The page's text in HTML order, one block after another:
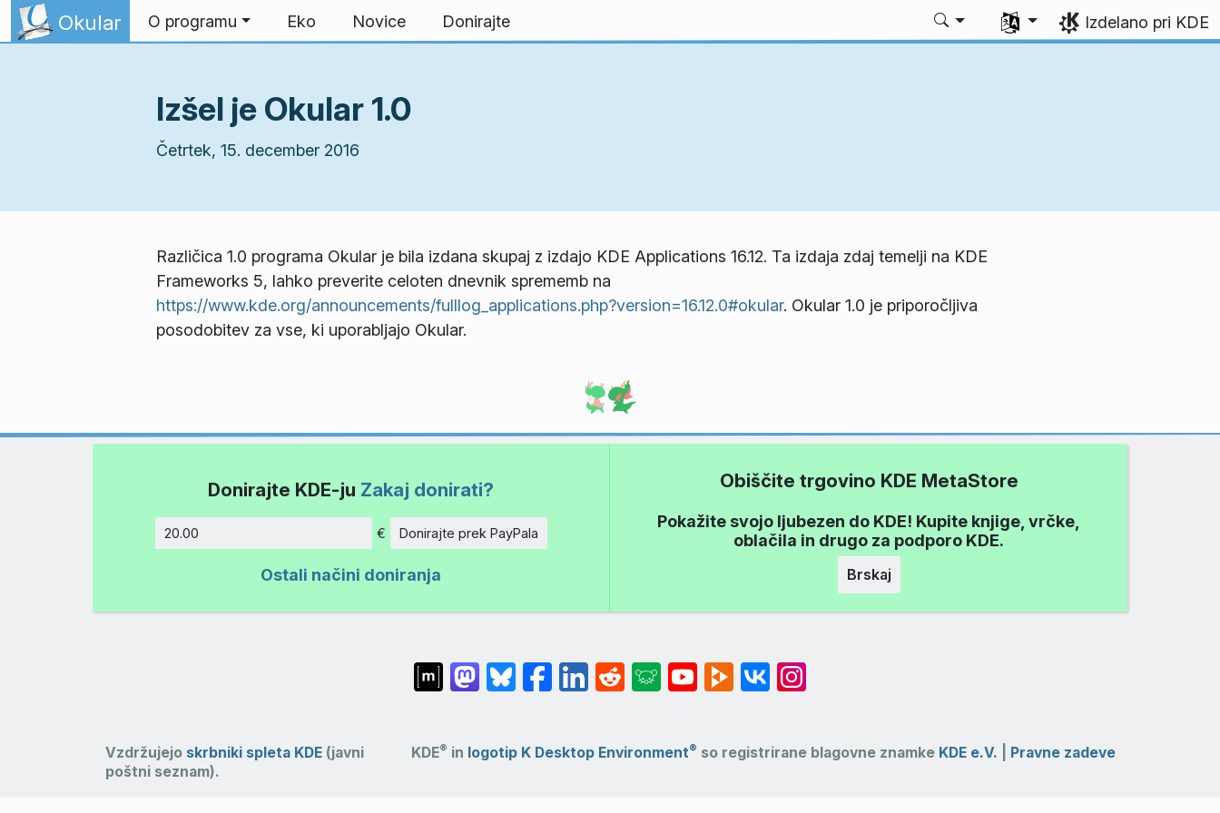
Preskoči na vsebino
Okular O programu Eko Novice Donirajte
Izberite svoj jezik
Izdelano pri KDE
Izšel je Okular 1.0
Četrtek, 15. december 2016
Različica 1.0 programa Okular je bila izdana skupaj z izdajo KDE Applications 16.12. Ta izdaja zdaj temelji na KDE
Frameworks 5, lahko preverite celoten dnevnik sprememb na
https://www.kde.org/announcements/fulllog_applications.php?version=16.12.0#okular. Okular 1.0 je priporočljiva
posodobitev za vse, ki uporabljajo Okular.
Donirajte KDE-ju Zakaj donirati?
Znesek
€ Donirajte prek PayPala
Ostali načini doniranja
Obiščite trgovino KDE MetaStore
Pokažite svojo ljubezen do KDE! Kupite knjige, vrčke,
oblačila in drugo za podporo KDE.
Brskaj
Vzdržujejo skrbniki spleta KDE(javni
poštni seznam).
KDE® in logotip K Desktop Environment® so registrirane blagovne znamke KDE e.V. Pravne zadeve